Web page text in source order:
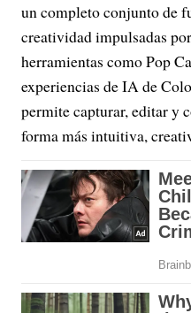
un completo conjunto de
creatividad impulsadas
herramientas como Pop
experiencias de IA de
permite capturar, editar y
forma más intuitiva,